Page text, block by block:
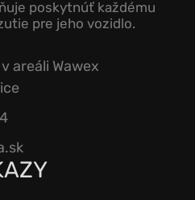
poskytnúť každému
pre jeho vozidlo.
areáli Wawex